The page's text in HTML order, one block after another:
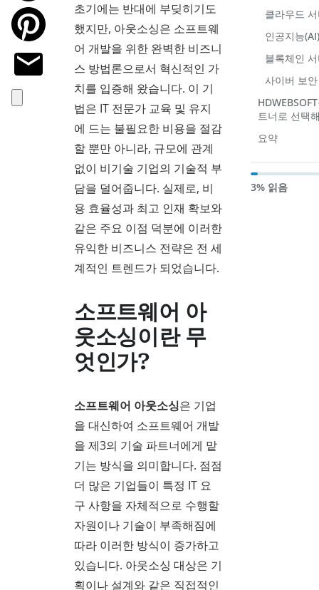
초기에는 반대에 부딪히기도
했지만, 아웃소싱은 소프트웨
어 개발을 위한 완벽한 비즈니
스 방법론으로서 혁신적인 가
치를 입증해 왔습니다. 이 기
법은 IT 전문가 교육 및 유지
에 드는 불필요한 비용을 절감
할 뿐만 아니라, 규모에 관계
없이 비기술 기업의 기술적 부
담을 덜어줍니다. 실제로, 비
용 효율성과 최고 인재 확보와
같은 주요 이점 덕분에 이러한
유익한 비즈니스 전략은 전 세
계적인 트렌드가 되었습니다.
소프트웨어 아
웃소싱이란 무
엇인가?
소프트웨어 아웃소싱은 기업
을 대신하여 소프트웨어 개발
을 제3의 기술 파트너에게 맡
기는 방식을 의미합니다. 점점
더 많은 기업들이 특정 IT 요
구 사항을 자체적으로 수행할
자원이나 기술이 부족해짐에
따라 이러한 방식이 증가하고
있습니다. 아웃소싱 대상은 기
획이나 설계와 같은 직접적인
클라우드
인공지능
블록체인
사이버 보
트너로 선택
요약
3% 읽음